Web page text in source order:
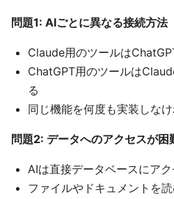
問題1: AIごとに異なる接続方法
Claude用のツールは
ChatGPT用のツールは
る
同じ機能を何度も実装しな
問題2: データへのアクセスが困
AIは直接データベースにア
ファイルやドキュメントを